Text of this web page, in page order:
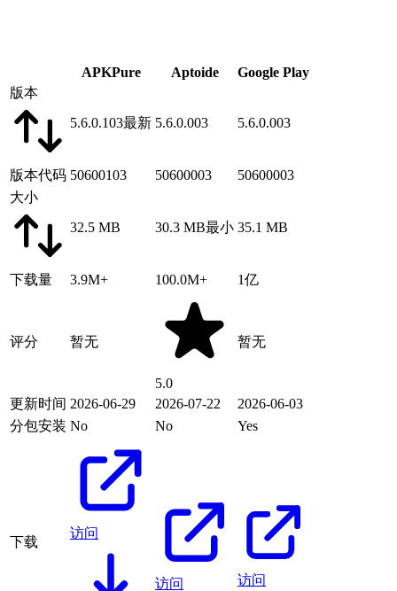
APKPure Aptoide
Google Play
版本
5.6.0.103最新 5.6.0.003 5.6.0.003
版本代码 50600103 50600003
50600003
大小
32.5 MB
30.3 MB最小 35.1 MB
下载量 3.9M+ 100.0M+ 1亿
评分 暂无
5.0
暂无
更新时间 2026-06-29 2026-07-22
2026-06-03
分包安装 No No Yes
下载
访问
访问 访问